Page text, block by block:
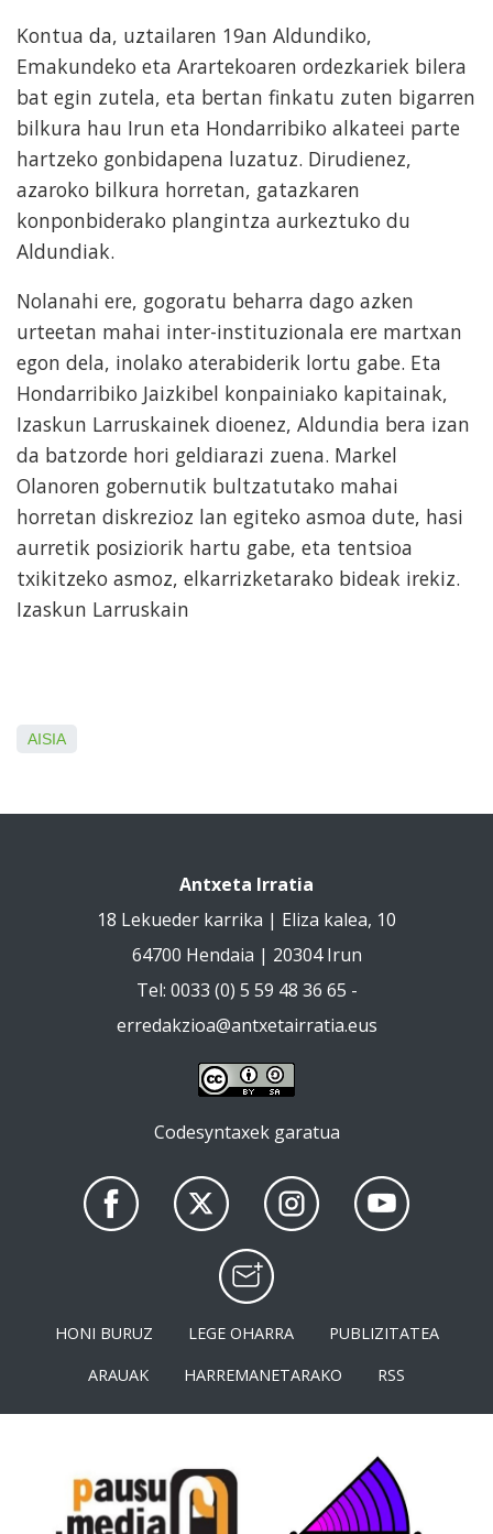
Kontua da, uztailaren 19an Aldundiko,
Emakundeko eta Arartekoaren ordezkariek bilera
bat egin zutela, eta bertan finkatu zuten bigarren
bilkura hau Irun eta Hondarribiko alkateei parte
hartzeko gonbidapena luzatuz. Dirudienez,
azaroko bilkura horretan, gatazkaren
konponbiderako plangintza aurkeztuko du
Aldundiak.
Nolanahi ere, gogoratu beharra dago azken
urteetan mahai inter-instituzionala ere martxan
egon dela, inolako aterabiderik lortu gabe. Eta
Hondarribiko Jaizkibel konpainiako kapitainak,
Izaskun Larruskainek dioenez, Aldundia bera izan
da batzorde hori geldiarazi zuena. Markel
Olanoren gobernutik bultzatutako mahai
horretan diskrezioz lan egiteko asmoa dute, hasi
aurretik posiziorik hartu gabe, eta tentsioa
txikitzeko asmoz, elkarrizketarako bideak irekiz.
Izaskun Larruskain
AISIA
Antxeta Irratia
18 Lekueder karrika | Eliza kalea, 10
64700 Hendaia | 20304 Irun
Tel: 0033 (0) 5 59 48 36 65 -
erredakzioa@antxetairratia.eus
Codesyntaxek garatua
HONI BURUZ LEGE OHARRA
PUBLIZITATEA
ARAUAK
HARREMANETARAKO RSS